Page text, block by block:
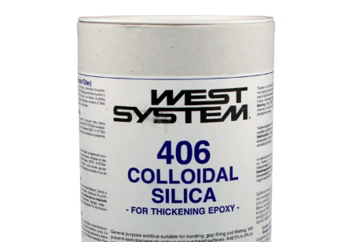
Bygg/Innredning
Motor/Styring
Fortøyning